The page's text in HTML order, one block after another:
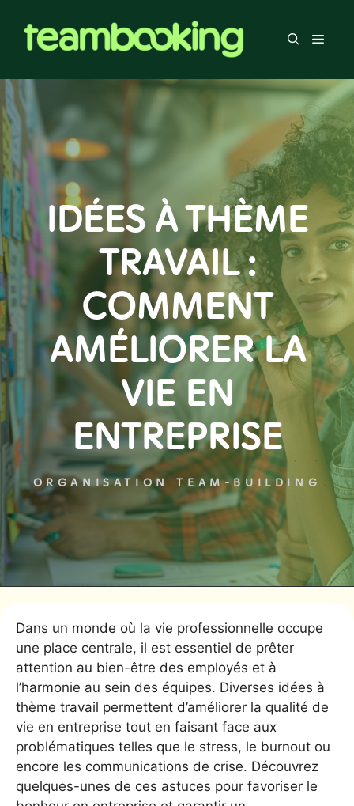
contenu
Menu
IDÉES À THÈME
TRAVAIL :
COMMENT
AMÉLIORER LA
VIE EN
ENTREPRISE
ORGANISATION TEAM-BUILDING
Dans un monde où la vie professionnelle occupe
une place centrale, il est essentiel de prêter
attention au bien-être des employés et à
l’harmonie au sein des équipes. Diverses idées à
thème travail permettent d’améliorer la qualité de
vie en entreprise tout en faisant face aux
problématiques telles que le stress, le burnout ou
encore les communications de crise. Découvrez
quelques-unes de ces astuces pour favoriser le